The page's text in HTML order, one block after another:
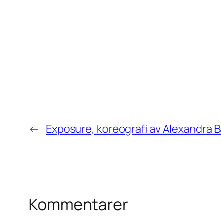
← Exposure, koreografi av Alexandra
Kommentarer